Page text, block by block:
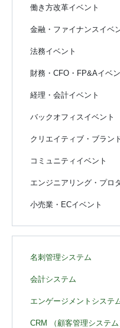
働き方改革イベント
金融・ファイナンスイベ
法務イベント
財務・CFO・FP&Aイベ
経理・会計イベント
バックオフィスイベント
クリエイティブ・ブラン
コミュニティイベント
エンジニアリング・プロ
小売業・ECイベント
名刺管理システム
会計システム
エンゲージメントシステ
CRM （顧客管理システム